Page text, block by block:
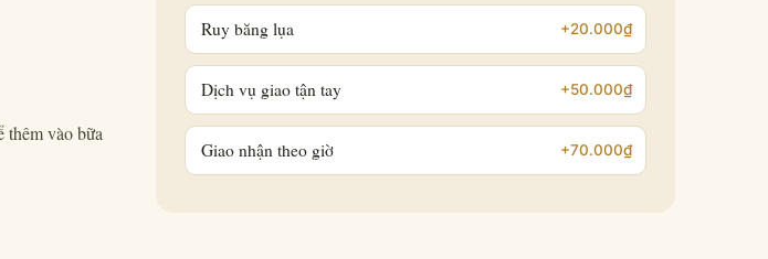
vào bữa
Ruy băng lụa +20.000₫
Dịch vụ giao tận tay +50.000₫
Giao nhận theo giờ +70.000₫